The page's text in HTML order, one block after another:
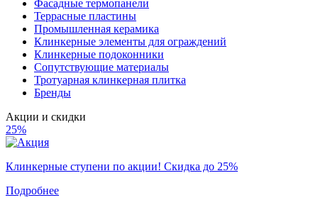
Фасадные термопанели
Террасные пластины
Промышленная керамика
Клинкерные элементы для ограждений
Клинкерные подоконники
Сопутствующие материалы
Тротуарная клинкерная плитка
Бренды
Акции и скидки
25%
Клинкерные ступени по акции! Скидка до 25%
Подробнее